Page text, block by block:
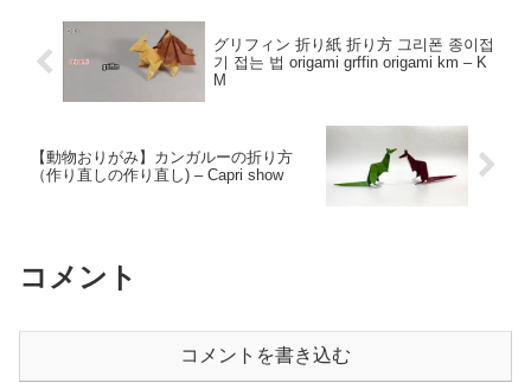
グリフィン 折り紙 折り方 그리폰 종이접
기 접는 법 origami grffin origami km – K
M
【動物おりがみ】カンガルーの折り方
（作り直しの作り直し) – Capri show
コメント
コメントを書き込む